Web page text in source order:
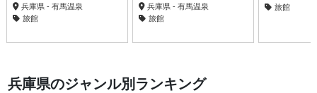
兵庫県 - 有馬温泉
旅館
兵庫県 - 有馬温泉
旅館
旅館
兵庫県のジャンル別ランキング